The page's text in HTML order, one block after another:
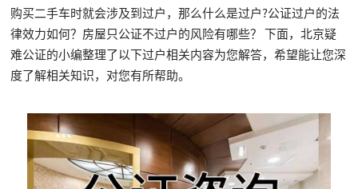
购买二手车时就会涉及到过户，那么什么是过户?公证过户的法
律效力如何？房屋只公证不过户的风险有哪些？ 下面，北京疑
难公证的小编整理了以下过户相关内容为您解答，希望能让您深
度了解相关知识，对您有所帮助。